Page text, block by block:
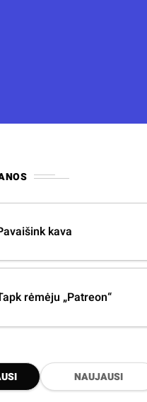
kava
rėmėju „Patreon“
NAUJAUSI